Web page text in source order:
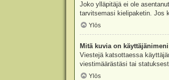
Joko ylläpitäjä ei ole
tarvitsemasi kielipaketin. Jos
Ylös
Mitä kuvia on
Viestejä katsottaessa
viestimäärästäsi tai
Ylös